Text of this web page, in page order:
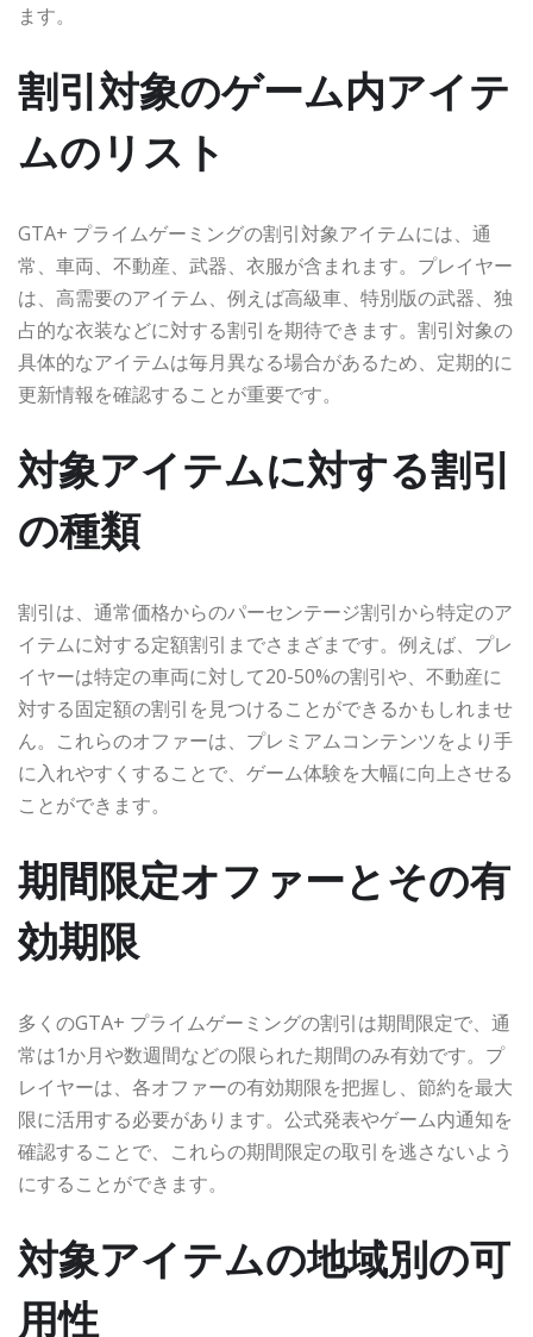
ます。
割引対象のゲーム内アイテ
ムのリスト
GTA+ プライムゲーミングの割引対象アイテムには、通
常、車両、不動産、武器、衣服が含まれます。プレイヤー
は、高需要のアイテム、例えば高級車、特別版の武器、独
占的な衣装などに対する割引を期待できます。割引対象の
具体的なアイテムは毎月異なる場合があるため、定期的に
更新情報を確認することが重要です。
対象アイテムに対する割引
の種類
割引は、通常価格からのパーセンテージ割引から特定のア
イテムに対する定額割引までさまざまです。例えば、プレ
イヤーは特定の車両に対して20-50%の割引や、不動産に
対する固定額の割引を見つけることができるかもしれませ
ん。これらのオファーは、プレミアムコンテンツをより手
に入れやすくすることで、ゲーム体験を大幅に向上させる
ことができます。
期間限定オファーとその有
効期限
多くのGTA+ プライムゲーミングの割引は期間限定で、通
常は1か月や数週間などの限られた期間のみ有効です。プ
レイヤーは、各オファーの有効期限を把握し、節約を最大
限に活用する必要があります。公式発表やゲーム内通知を
確認することで、これらの期間限定の取引を逃さないよう
にすることができます。
対象アイテムの地域別の可
用性